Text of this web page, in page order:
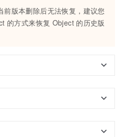
前版本删除后无法恢复，建议您
的方式来恢复 Object 的历史版